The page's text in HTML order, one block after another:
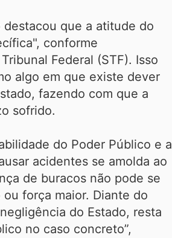
que a atitude do
conforme
Federal (STF). Isso
algo em que existe dever
fazendo com que a
sofrido.
do Poder Público e a
acidentes se amolda ao
de buracos não pode se
força maior. Diante do
do Estado, resta
no caso concreto”,